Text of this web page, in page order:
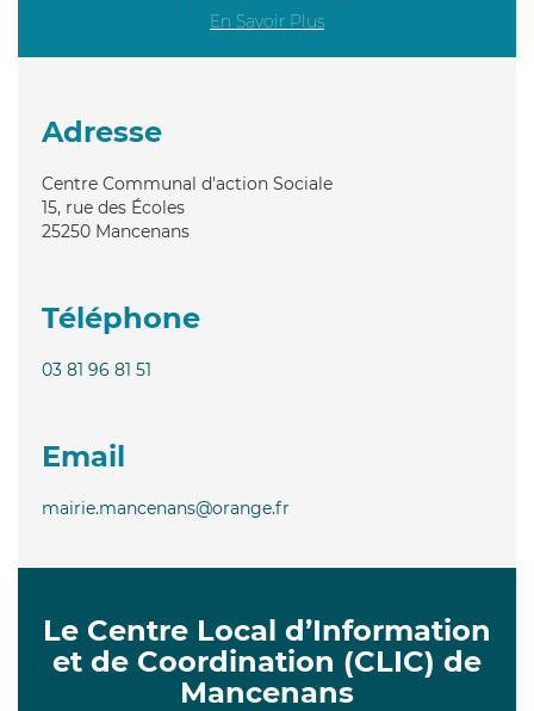
En Savoir Plus
Adresse
Centre Communal d'action Sociale
15, rue des Écoles
25250 Mancenans
Téléphone
03 81 96 81 51
Email
mairie.mancenans@orange.fr
Le Centre Local d’Information
et de Coordination (CLIC) de
Mancenans